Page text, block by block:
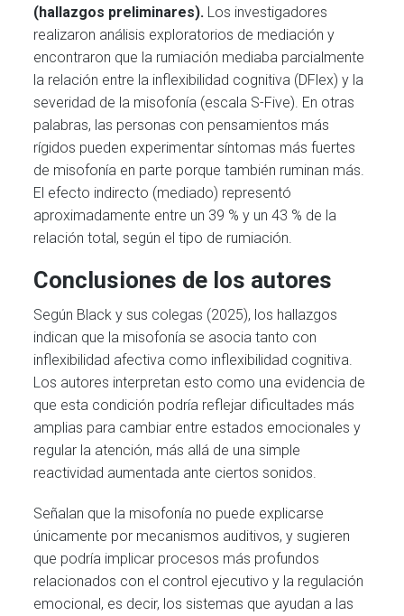
(hallazgos preliminares). Los investigadores
realizaron análisis exploratorios de mediación y
encontraron que la rumiación mediaba parcialmente
la relación entre la inflexibilidad cognitiva (DFlex) y la
severidad de la misofonía (escala S-Five). En otras
palabras, las personas con pensamientos más
rígidos pueden experimentar síntomas más fuertes
de misofonía en parte porque también ruminan más.
El efecto indirecto (mediado) representó
aproximadamente entre un 39 % y un 43 % de la
relación total, según el tipo de rumiación.
Conclusiones de los autores
Según Black y sus colegas (2025), los hallazgos
indican que la misofonía se asocia tanto con
inflexibilidad afectiva como inflexibilidad cognitiva.
Los autores interpretan esto como una evidencia de
que esta condición podría reflejar dificultades más
amplias para cambiar entre estados emocionales y
regular la atención, más allá de una simple
reactividad aumentada ante ciertos sonidos.
Señalan que la misofonía no puede explicarse
únicamente por mecanismos auditivos, y sugieren
que podría implicar procesos más profundos
relacionados con el control ejecutivo y la regulación
emocional, es decir, los sistemas que ayudan a las